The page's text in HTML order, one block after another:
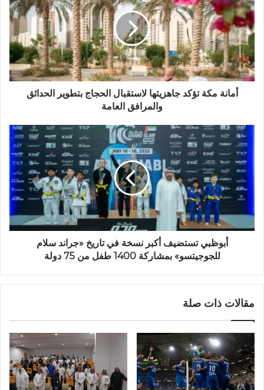
ل
ي
ب
أمانة مكة تؤكد جاهزيتها لاستقبال الحجاج بتطوير الحدائق
والمرافق العامة
أبوظبي تستضيف أكبر نسخة في تاريخ «جراند سلام
للجوجيتسو» بمشاركة 1400 طفل من 75 دولة
مقالات ذات صلة